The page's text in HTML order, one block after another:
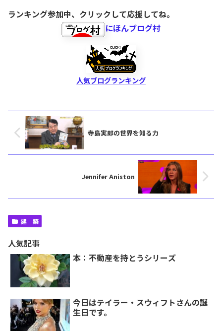
ランキング参加中、クリックして応援してね。
にほんブログ村
人気ブログランキング
寺島実郎の世界を知る力
Jennifer Aniston
建 築
人気記事
本：不動産を持とうシリーズ
今日はテイラー・スウィフトさんの誕
生日です。